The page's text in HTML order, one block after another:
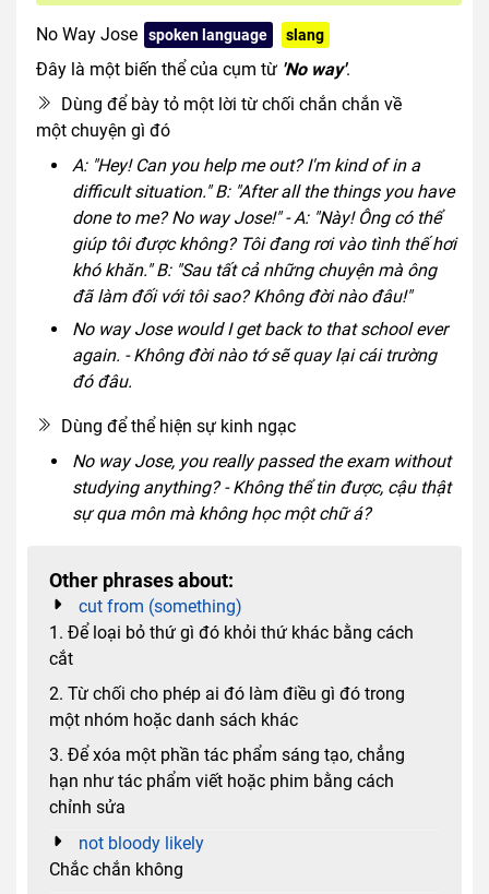
No Way Jose spoken language slang
Đây là một biến thể của cụm từ 'No way'.
Dùng để bày tỏ một lời từ chối chắn chắn về
một chuyện gì đó
A: "Hey! Can you help me out? I'm kind of in a
difficult situation." B: "After all the things you have
done to me? No way Jose!" - A: "Này! Ông có thể
giúp tôi được không? Tôi đang rơi vào tình thế hơi
khó khăn." B: "Sau tất cả những chuyện mà ông
đã làm đối với tôi sao? Không đời nào đâu!"
No way Jose would I get back to that school ever
again. - Không đời nào tớ sẽ quay lại cái trường
đó đâu.
Dùng để thể hiện sự kinh ngạc
No way Jose, you really passed the exam without
studying anything? - Không thể tin được, cậu thật
sự qua môn mà không học một chữ á?
Other phrases about:
cut from (something)
1. Để loại bỏ thứ gì đó khỏi thứ khác bằng cách
cắt
2. Từ chối cho phép ai đó làm điều gì đó trong
một nhóm hoặc danh sách khác
3. Để xóa một phần tác phẩm sáng tạo, chẳng
hạn như tác phẩm viết hoặc phim bằng cách
chỉnh sửa
not bloody likely
Chắc chắn không